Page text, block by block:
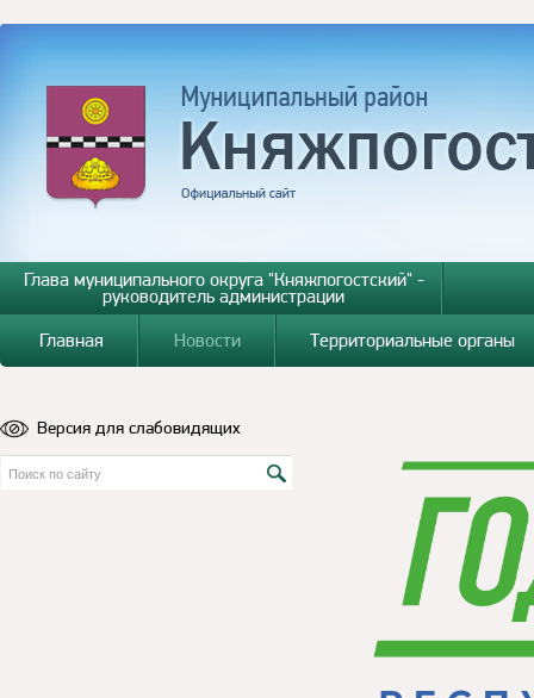
Глава муниципального округа "Княжпогостский" -
руководитель администрации
Главная
Новости Территориальные органы
Версия для слабовидящих